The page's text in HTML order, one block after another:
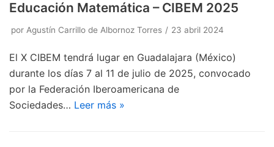
Educación Matemática – CIBEM 2025
por Agustín Carrillo de Albornoz Torres 23 abril 2024
El X CIBEM tendrá lugar en Guadalajara (México)
durante los días 7 al 11 de julio de 2025, convocado
por la Federación Iberoamericana de
Sociedades… Leer más »